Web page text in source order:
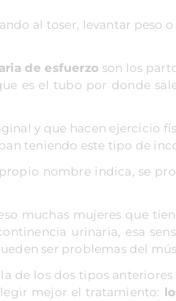
al toser, levantar peso
de esfuerzoson los
es el tubo por donde
y que hacen ejercicio
teniendo este tipo de
nombre indica, se
muchas mujeres que
urinaria, esa
ser problemas del
de los dos tipos
mejor el tratamiento: